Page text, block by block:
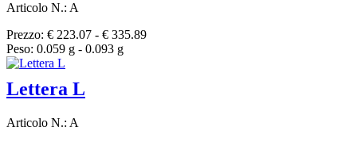
Articolo N.: A
Prezzo: € 223.07 - € 335.89
Peso: 0.059 g - 0.093 g
Lettera L
Articolo N.: A